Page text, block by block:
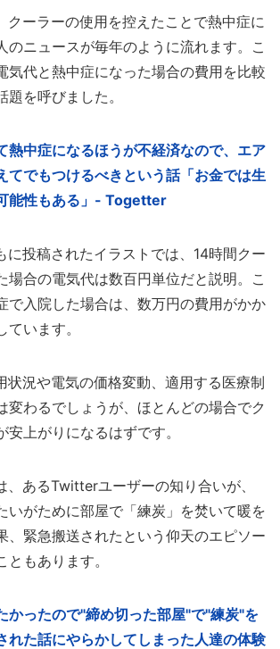
ーラーの使用を控えたことで熱中症に
のニュースが毎年のように流れます。こ
気代と熱中症になった場合の費用を比較
題を呼びました。
熱中症になるほうが不経済なので、エア
てでもつけるべきという話「お金では生
能性もある」- Togetter
投稿されたイラストでは、14時間クー
場合の電気代は数百円単位だと説明。こ
で入院した場合は、数万円の費用がかか
います。
況や電気の価格変動、適用する医療制
変わるでしょうが、ほとんどの場合でク
安上がりになるはずです。
あるTwitterユーザーの知り合いが、
いがために部屋で「練炭」を焚いて暖を
、緊急搬送されたという仰天のエピソー
ともあります。
かったので"締め切った部屋"で"練炭"を
れた話にやらかしてしまった人達の体験